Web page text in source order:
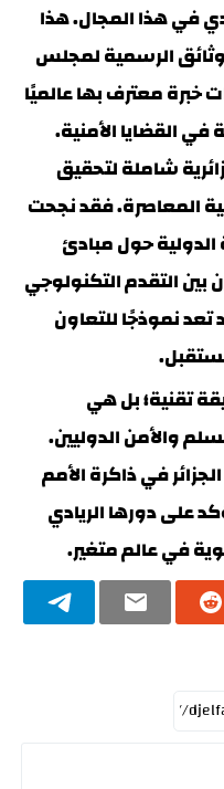
في هذا المجال. هذا
الرسمية لمجلس
خبرة معترف بها عالميًا
القضايا الأمنية.
شاملة لتحقيق
المعاصرة. فقد نجحت
الدولية حول مبادئ
التقدم التكنولوجي
نموذجًا للتعاون
تقنية؛ بل هي
والأمن الدوليين.
في ذاكرة الأمم
على دورها الريادي
في عالم متغير.